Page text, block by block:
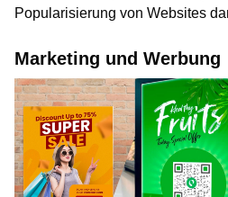
Popularisierung von Websites
Marketing und Werbung